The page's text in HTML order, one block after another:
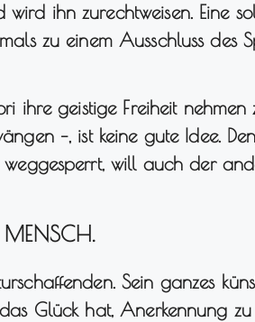
ihn zurechtweisen. Eine
zu einem Ausschluss des
ihre geistige Freiheit nehmen
–, ist keine gute Idee.
weggesperrt, will auch der
MENSCH.
Sein ganzes
Glück hat, Anerkennung